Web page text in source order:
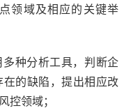
领域及相应的关键举
种分析工具，判断企
的缺陷，提出相应改
控领域；